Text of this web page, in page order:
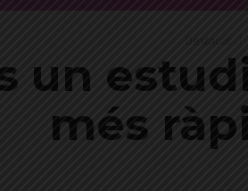
Destacat
un
més